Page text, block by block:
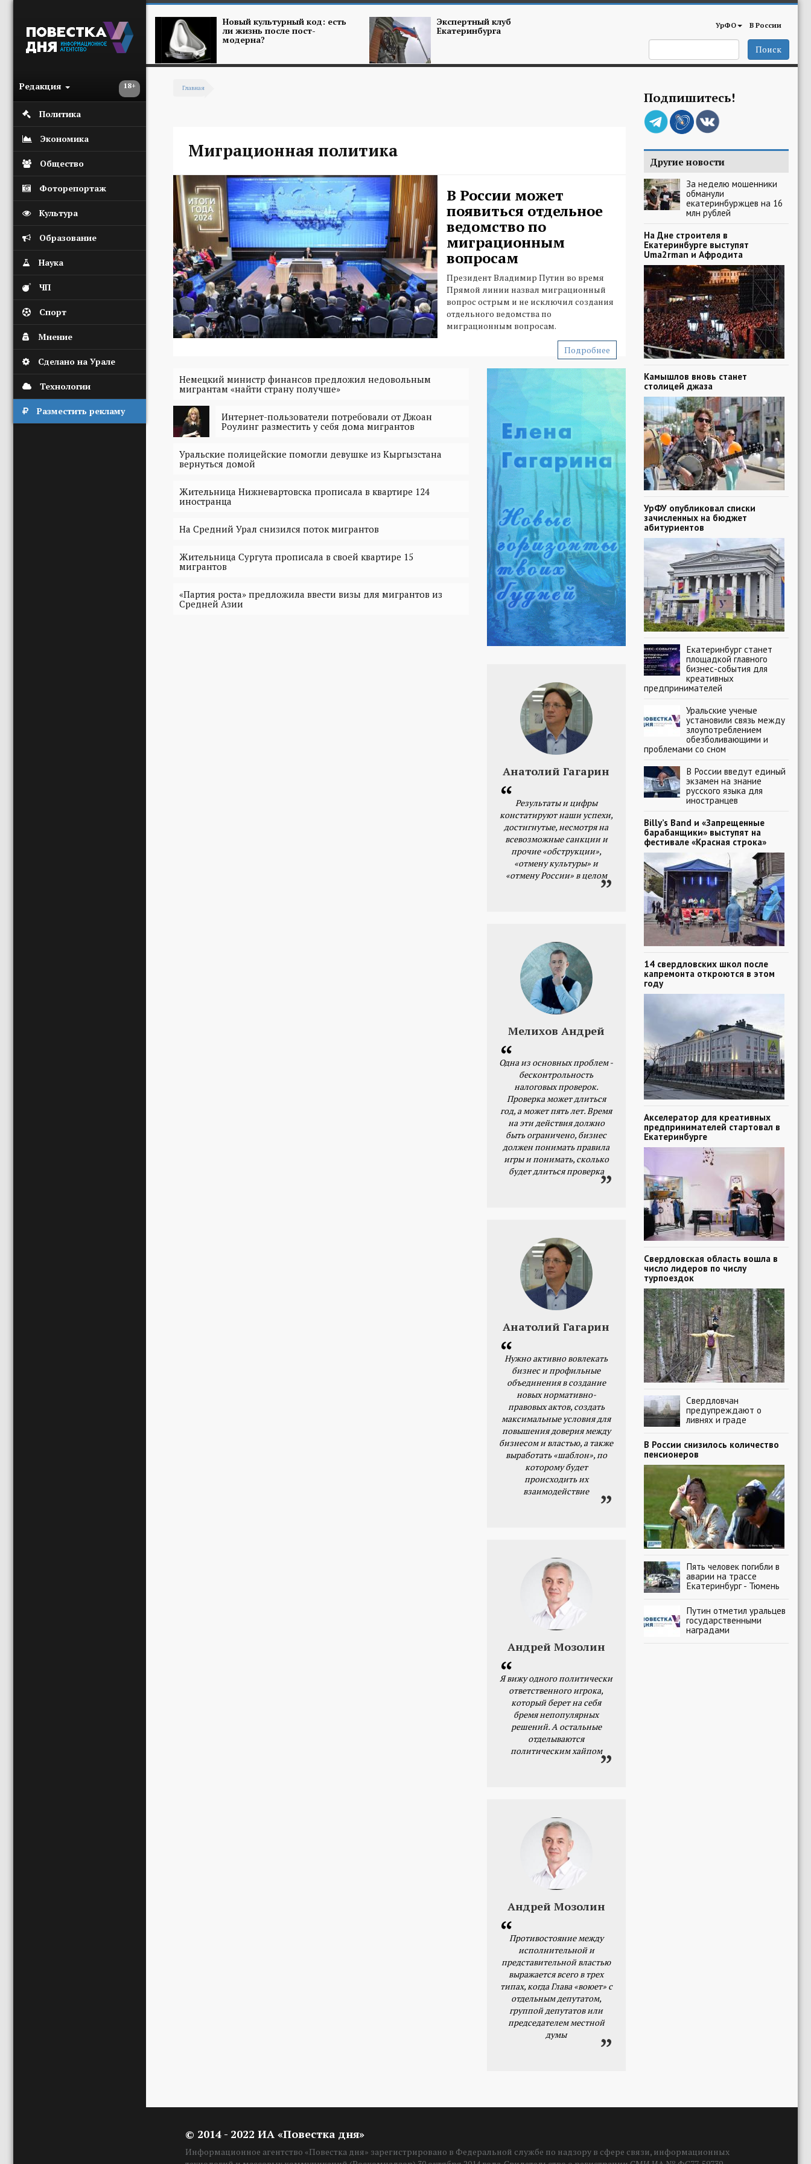
18+
Редакция
Политика
Экономика
Общество
Фоторепортаж
Культура
Образование
Наука
ЧП
Спорт
Мнение
Сделано на Урале
Технологии
Разместить рекламу
Новый культурный код: есть
ли жизнь после пост-
модерна?
Экспертный клуб
Екатеринбурга УрФО В России
Поиск
Главная
Миграционная политика
В России может
появиться отдельное
ведомство по
миграционным
вопросам
Президент Владимир Путин во время
Прямой линии назвал миграционный
вопрос острым и не исключил создания
отдельного ведомства по
миграционным вопросам.
Подробнее
Немецкий министр финансов предложил недовольным
мигрантам «найти страну получше»
Интернет-пользователи потребовали от Джоан
Роулинг разместить у себя дома мигрантов
Уральские полицейские помогли девушке из Кыргызстана
вернуться домой
Жительница Нижневартовска прописала в квартире 124
иностранца
На Средний Урал снизился поток мигрантов
Жительница Сургута прописала в своей квартире 15
мигрантов
«Партия роста» предложила ввести визы для мигрантов из
Средней Азии
Анатолий Гагарин
Результаты и цифры
констатируют наши успехи,
достигнутые, несмотря на
всевозможные санкции и
прочие «обструкции»,
«отмену культуры» и
«отмену России» в целом
Мелихов Андрей
Одна из основных проблем -
бесконтрольность
налоговых проверок.
Проверка может длиться
год, а может пять лет. Время
на эти действия должно
быть ограничено, бизнес
должен понимать правила
игры и понимать, сколько
будет длиться проверка
Анатолий Гагарин
Нужно активно вовлекать
бизнес и профильные
объединения в создание
новых нормативно-
правовых актов, создать
максимальные условия для
повышения доверия между
бизнесом и властью, а также
выработать «шаблон», по
которому будет
происходить их
взаимодействие
Андрей Мозолин
Я вижу одного политически
ответственного игрока,
который берет на себя
бремя непопулярных
решений. А остальные
отделываются
политическим хайпом
Андрей Мозолин
Противостояние между
исполнительной и
представительной властью
выражается всего в трех
типах, когда Глава «воюет» с
отдельным депутатом,
группой депутатов или
председателем местной
думы
Подпишитесь!
Другие новости
За неделю мошенники
обманули
екатеринбуржцев на 16
млн рублей
На Дне строителя в
Екатеринбурге выступят
Uma2rman и Афродита
Камышлов вновь станет
столицей джаза
УрФУ опубликовал списки
зачисленных на бюджет
абитуриентов
Екатеринбург станет
площадкой главного
бизнес-события для
креативных
предпринимателей
Уральские ученые
установили связь между
злоупотреблением
обезболивающими и
проблемами со сном
В России введут единый
экзамен на знание
русского языка для
иностранцев
Billy’s Band и «Запрещенные
барабанщики» выступят на
фестивале «Красная строка»
14 свердловских школ после
капремонта откроются в этом
году
Акселератор для креативных
предпринимателей стартовал в
Екатеринбурге
Свердловская область вошла в
число лидеров по числу
турпоездок
Свердловчан
предупреждают о
ливнях и граде
В России снизилось количество
пенсионеров
Пять человек погибли в
аварии на трассе
Екатеринбург - Тюмень
Путин отметил уральцев
государственными
наградами
© 2014 - 2022 ИА «Повестка дня»
Информационное агентство «Повестка дня» зарегистрировано в Федеральной службе по надзору в сфере связи, информационных